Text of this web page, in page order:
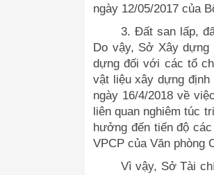
ngày 12/05/2017 của
3. Đất san lấp,
Do vậy, Sở Xây
dựng đối với các tổ
vật liệu xây dựng định
ngày 16/4/2018 về
liên quan nghiêm túc
hưởng đến tiến độ
VPCP của Văn phòng
Vì vậy, Sở Tài